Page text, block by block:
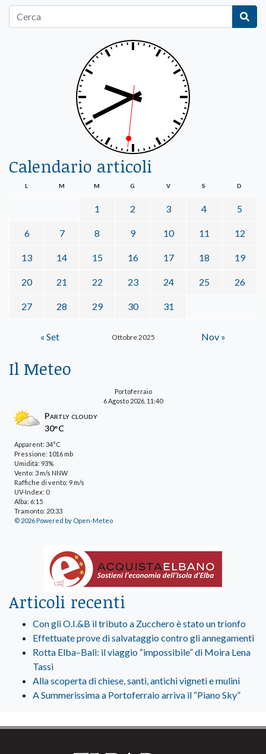
Calendario articoli
Ottobre 2025
L M M G V S D
1 2 3 4 5
6 7 8 9 10 11 12
13 14 15 16 17 18 19
20 21 22 23 24 25 26
27 28 29 30 31
« Set Nov »
Il Meteo
Portoferraio
6 Agosto 2026, 11:40
Partly cloudy
30°C
Apparent: 34°C
Pressione: 1016 mb
Umidità: 93%
Vento: 3 m/s NNW
Raffiche di vento: 9 m/s
UV-Index: 0
Alba: 6:15
Tramonto: 20:33
© 2026 Powered by Open-Meteo
Articoli recenti
Con gli O.I.&B il tributo a Zucchero è stato un trionfo
Effettuate prove di salvataggio contro gli annegamenti
Rotta Elba–Bali: il viaggio “impossibile” di Moira Lena
Tassi
Alla scoperta di chiese, santi, antichi vigneti e mulini
A Summerissima a Portoferraio arriva il “Piano Sky”